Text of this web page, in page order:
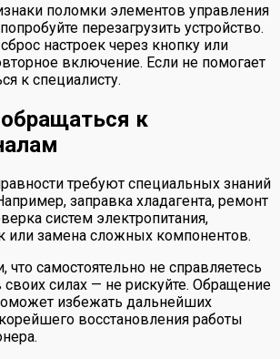
поломки элементов управления
перезагрузить устройство.
настроек через кнопку или
включение. Если не помогает
к специалисту.
к
требуют специальных знаний
заправка хладагента, ремонт
систем электропитания,
или замена сложных компонентов.
что самостоятельно не справляетесь
силах — не рискуйте. Обращение
избежать дальнейших
восстановления работы